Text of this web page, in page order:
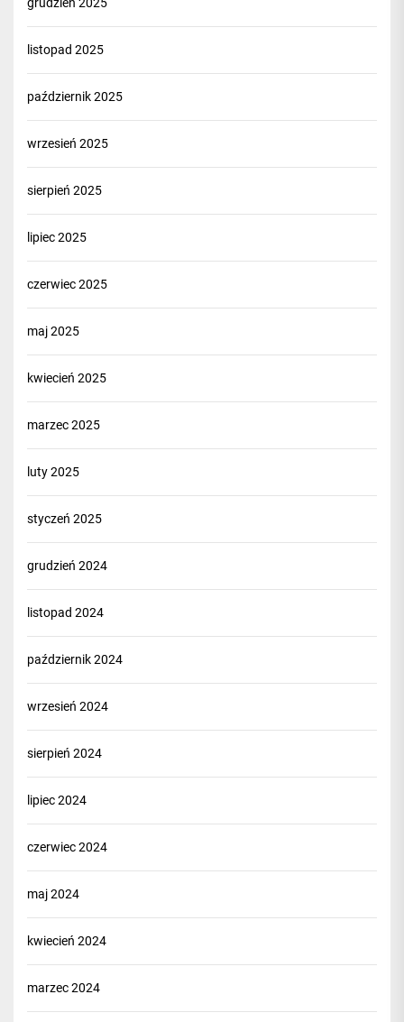
listopad 2025
październik 2025
wrzesień 2025
sierpień 2025
lipiec 2025
czerwiec 2025
maj 2025
kwiecień 2025
marzec 2025
luty 2025
styczeń 2025
grudzień 2024
listopad 2024
październik 2024
wrzesień 2024
sierpień 2024
lipiec 2024
czerwiec 2024
maj 2024
kwiecień 2024
marzec 2024